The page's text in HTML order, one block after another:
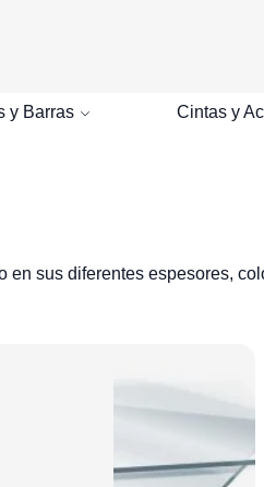
y Barras Cintas y
en sus diferentes espesores,